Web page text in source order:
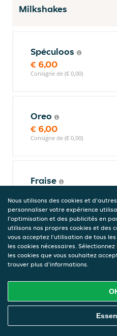
Milkshakes
Spéculoos
€ 6,00
Consigne de (€ 0,00)
Oreo
€ 6,00
Consigne de (€ 0,00)
Fraise
Consigne de (€ 0,00)
Chocolat
€ 6,00
Consigne de (€ 0,00)
Banane
Nous utilisons des cookies et
personnaliser votre expérience
l'optimisation et des publicités en
utilisons nos propres cookies et des
vous acceptez l'utilisation de tous
les cookies nécessaires. Sélectionnez
les cookies que vous souhaitez
trouver plus d'informations.